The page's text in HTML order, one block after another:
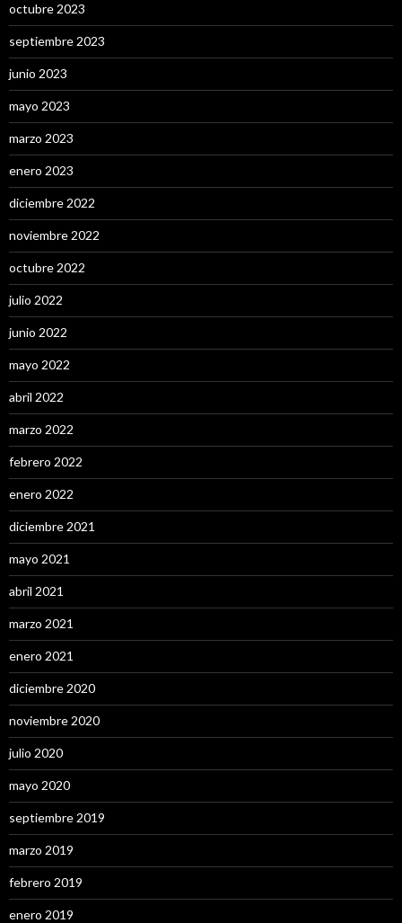
octubre 2023
septiembre 2023
junio 2023
mayo 2023
marzo 2023
enero 2023
diciembre 2022
noviembre 2022
octubre 2022
julio 2022
junio 2022
mayo 2022
abril 2022
marzo 2022
febrero 2022
enero 2022
diciembre 2021
mayo 2021
abril 2021
marzo 2021
enero 2021
diciembre 2020
noviembre 2020
julio 2020
mayo 2020
septiembre 2019
marzo 2019
febrero 2019
enero 2019